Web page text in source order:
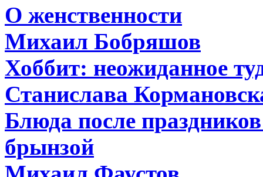
О женственности
Михаил Бобряшов
Хоббит: неожиданное
Станислава
Блюда после
брынзой